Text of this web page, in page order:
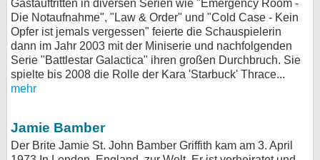
Gastauftritten in diversen Serien wie "Emergency Room -
Die Notaufnahme", "Law & Order" und "Cold Case - Kein
Opfer ist jemals vergessen" feierte die Schauspielerin
dann im Jahr 2003 mit der Miniserie und nachfolgenden
Serie "Battlestar Galactica" ihren großen Durchbruch. Sie
spielte bis 2008 die Rolle der Kara 'Starbuck' Thrace...
mehr
Jamie Bamber
Der Brite Jamie St. John Bamber Griffith kam am 3. April